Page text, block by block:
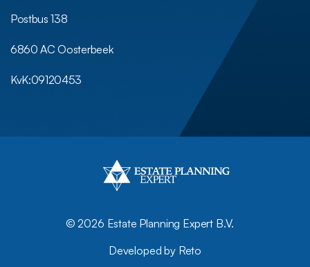
Postbus 138
6860 AC Oosterbeek
KvK:09120453
©2026 Estate Planning Expert B.V.
Developed by Reto